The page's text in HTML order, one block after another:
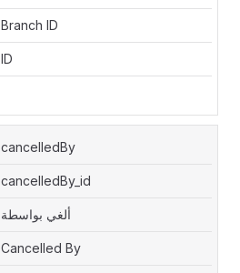
Branch ID
ID
cancelledBy
cancelledBy_id
ألغي بواسطة
Cancelled By